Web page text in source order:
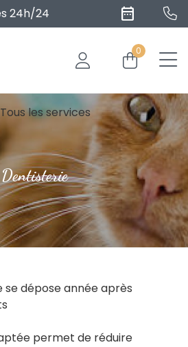
24h/24 date_range
0
Tous les services
Dentisterie
se dépose année après
permet de réduire